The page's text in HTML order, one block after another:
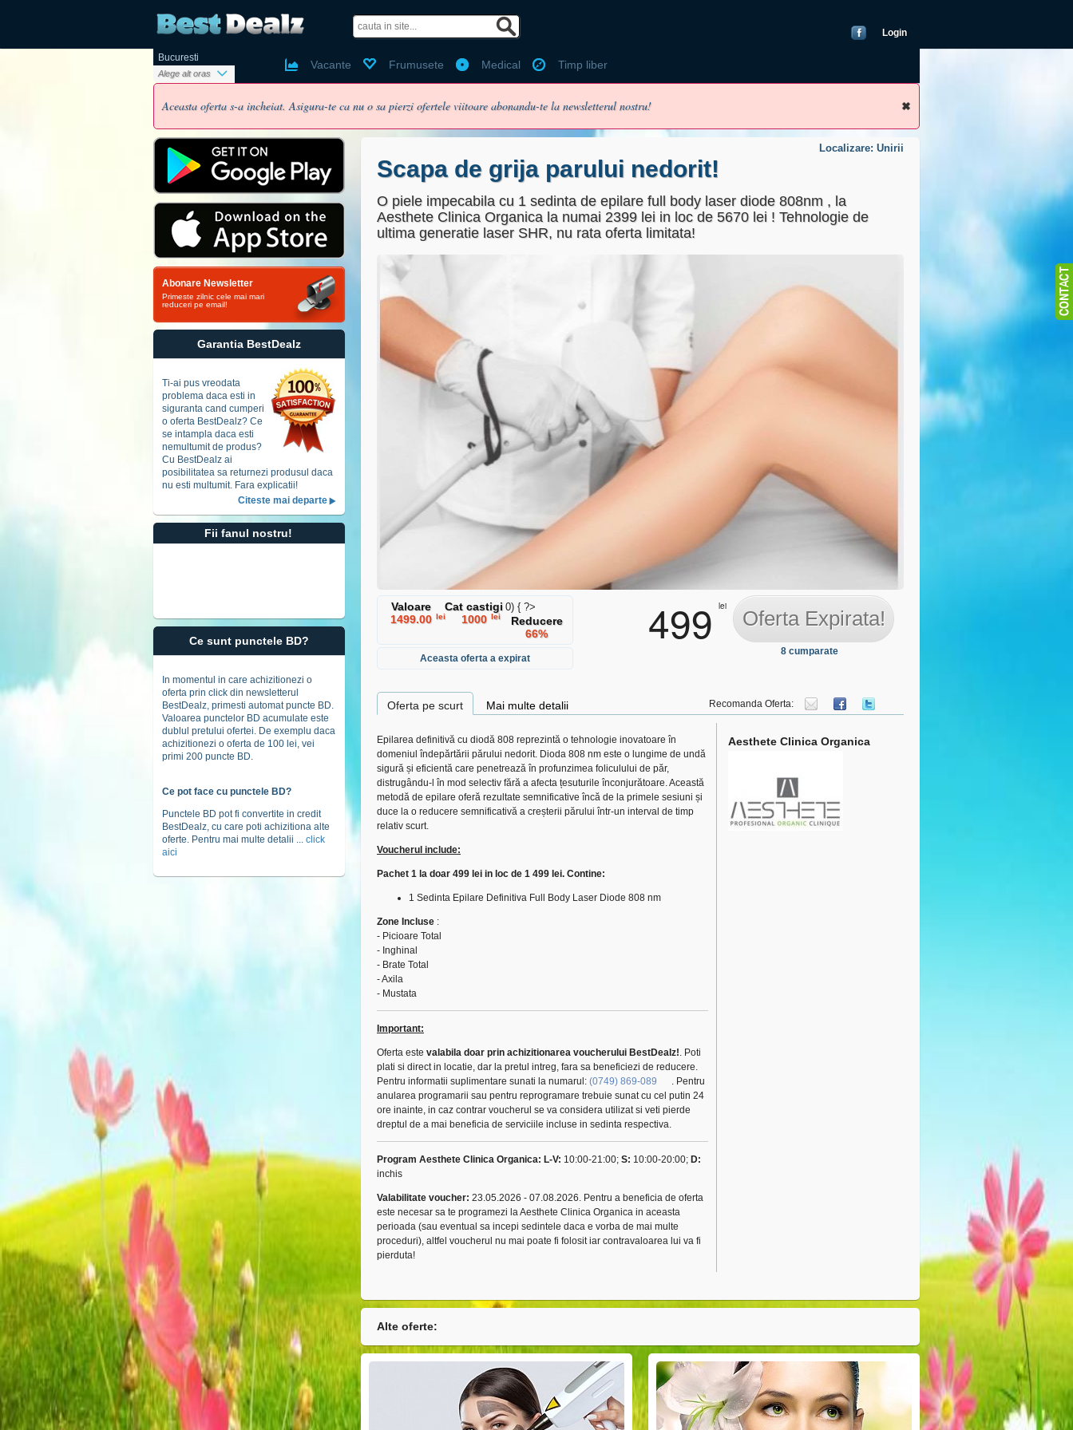
Login
Vacante Frumusete Medical Timp liber
Bucuresti
Alege alt oras
Aceasta oferta s-a incheiat. Asigura-te ca nu o sa pierzi ofertele viitoare abonandu-te la newsletterul nostru!
Abonare Newsletter
Primeste zilnic cele mai mari
reduceri pe email!
Garantia BestDealz
Ti-ai pus vreodata
problema daca esti in
siguranta cand cumperi
o oferta BestDealz? Ce
se intampla daca esti
nemultumit de produs?
Cu BestDealz ai
posibilitatea sa returnezi produsul daca
nu esti multumit. Fara explicatii!
Citeste mai departe
Fii fanul nostru!
Ce sunt punctele BD?
In momentul in care achizitionezi o
oferta prin click din newsletterul
BestDealz, primesti automat puncte BD.
Valoarea punctelor BD acumulate este
dublul pretului ofertei. De exemplu daca
achizitionezi o oferta de 100 lei, vei
primi 200 puncte BD.
Ce pot face cu punctele BD?
Punctele BD pot fi convertite in credit
BestDealz, cu care poti achizitiona alte
oferte. Pentru mai multe detalii ... click
aici
Localizare: Unirii
Scapa de grija parului nedorit!
O piele impecabila cu 1 sedinta de epilare full body laser diode 808nm , la
Aesthete Clinica Organica la numai 2399 lei in loc de 5670 lei ! Tehnologie de
ultima generatie laser SHR, nu rata oferta limitata!
Valoare
1499.00 lei
0) { ?>
Cat castigi
1000 lei
Reducere
66%
Aceasta oferta a expirat
499 lei
Oferta Expirata!
8 cumparate
Recomanda Oferta:
Oferta pe scurt Mai multe detalii
Epilarea definitivă cu diodă 808 reprezintă o tehnologie inovatoare în
domeniul îndepărtării părului nedorit. Dioda 808 nm este o lungime de undă
sigură și eficientă care penetrează în profunzimea foliculului de păr,
distrugându-l în mod selectiv fără a afecta țesuturile înconjurătoare. Această
metodă de epilare oferă rezultate semnificative încă de la primele sesiuni și
duce la o reducere semnificativă a creșterii părului într-un interval de timp
relativ scurt.
Voucherul include:
Pachet 1 la doar 499 lei in loc de 1 499 lei. Contine:
1 Sedinta Epilare Definitiva Full Body Laser Diode 808 nm
Zone Incluse :
- Picioare Total
- Inghinal
- Brate Total
- Axila
- Mustata
Important:
Oferta este valabila doar prin achizitionarea voucherului BestDealz!. Poti
plati si direct in locatie, dar la pretul intreg, fara sa beneficiezi de reducere.
Pentru informatii suplimentare sunati la numarul: (0749) 869-089
. Pentru
anularea programarii sau pentru reprogramare trebuie sunat cu cel putin 24
ore inainte, in caz contrar voucherul se va considera utilizat si veti pierde
dreptul de a mai beneficia de serviciile incluse in sedinta respectiva.
Program Aesthete Clinica Organica: L-V: 10:00-21:00; S: 10:00-20:00; D:
inchis
Valabilitate voucher: 23.05.2026 - 07.08.2026. Pentru a beneficia de oferta
este necesar sa te programezi la Aesthete Clinica Organica in aceasta
perioada (sau eventual sa incepi sedintele daca e vorba de mai multe
proceduri), altfel voucherul nu mai poate fi folosit iar contravaloarea lui va fi
pierduta!
Aesthete Clinica Organica
Alte oferte:
Ai un cont de facebook?
Ai cont Bestdealz?
Email:
Parola:
Ti-ai pierdut parola?
Nume si prenume Pentru utilizarea voucherelor
Email Folosit pentru login, nu va fi public
Parola
Telefon
Oras Selecteaza cel mai apropiat oras
Vreau sa primesc pe email oferta zilei (recomdandat, te poti dezabona oricand)
Accept
termenii si conditiile sipolitica de protectie a datelor cu caracter personal